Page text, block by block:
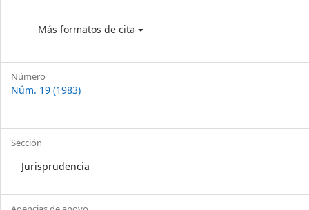
Más formatos de cita
Número
Núm. 19 (1983)
Sección
Jurisprudencia